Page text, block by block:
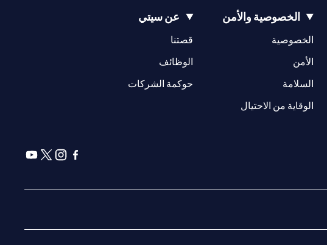
الخصوصية والأمن
الخصوصية
الأمن
السلامة
الوقاية من الاحتيال
عن سيتي
قصتنا
(opens in a new tab)
الوظائف
(opens in a new tab)
حوكمة الشركات
(opens in a new tab)